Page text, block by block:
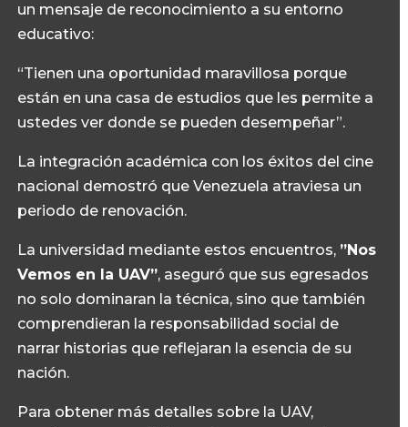
un mensaje de reconocimiento a su entorno
educativo:
“Tienen una oportunidad maravillosa porque
están en una casa de estudios que les permite a
ustedes ver donde se pueden desempeñar”.
La integración académica con los éxitos del cine
nacional demostró que Venezuela atraviesa un
periodo de renovación.
La universidad mediante estos encuentros, ”Nos
Vemos en la UAV”, aseguró que sus egresados
no solo dominaran la técnica, sino que también
comprendieran la responsabilidad social de
narrar historias que reflejaran la esencia de su
nación.
Para obtener más detalles sobre la UAV,